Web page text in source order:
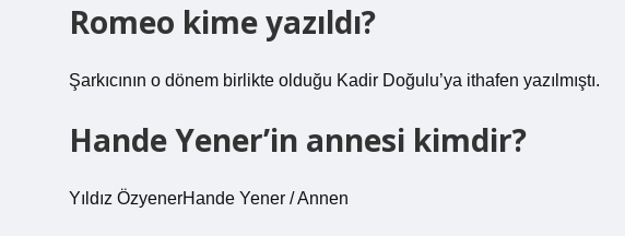
Romeo kime yazıldı?
Şarkıcının o dönem birlikte olduğu Kadir Doğulu’ya ithafen yazılmıştı.
Hande Yener’in annesi kimdir?
Yıldız ÖzyenerHande Yener / Annen